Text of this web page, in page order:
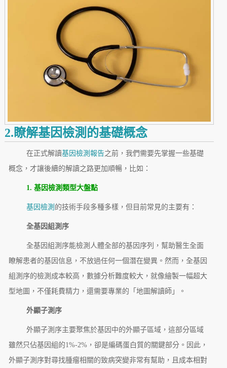
2.瞭解基因檢測的基礎概念
在正式解讀基因檢測報告之前，我們需要先掌握一些基礎
概念，才讓後續的解讀之路更加順暢，比如：
1. 基因檢測類型大盤點
基因檢測 的技術手段多種多樣，但目前常見的主要有：
全基因組測序
全基因組測序能檢測人體全部的基因序列，幫助醫生全面
瞭解患者的基因信息，不放過任何一個潛在變異。然而，全基因
組測序的檢測成本較高，數據分析難度較大，就像繪製一幅超大
型地圖，不僅耗費精力，還需要專業的「地圖解讀師」。
外顯子測序
外顯子測序主要聚焦於基因中的外顯子區域，這部分區域
雖然只佔基因組的1%-2%，卻是編碼蛋白質的關鍵部分。因此，
外顯子測序對尋找腫瘤相關的致病突變非常有幫助，且成本相對